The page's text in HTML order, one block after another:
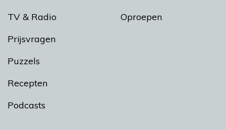
TV & Radio
Prijsvragen
Puzzels
Recepten
Podcasts
Oproepen